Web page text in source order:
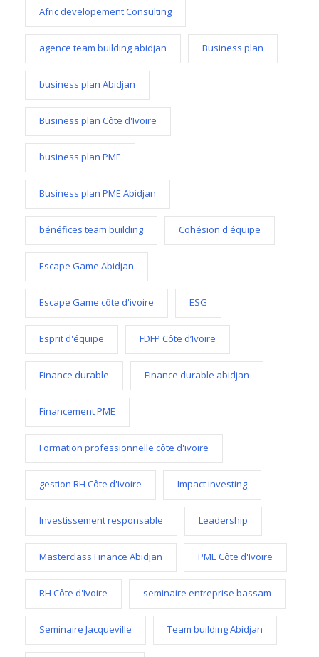
Afric developement Consulting
agence team building abidjan Business plan
business plan Abidjan
Business plan Côte d'Ivoire
business plan PME
Business plan PME Abidjan
bénéfices team building Cohésion d'équipe
Escape Game Abidjan
Escape Game côte d'ivoire ESG
Esprit d'équipe FDFP Côte d’Ivoire
Finance durable Finance durable abidjan
Financement PME
Formation professionnelle côte d'ivoire
gestion RH Côte d'Ivoire Impact investing
Investissement responsable Leadership
Masterclass Finance Abidjan PME Côte d'Ivoire
RH Côte d'Ivoire seminaire entreprise bassam
Seminaire Jacqueville Team building Abidjan